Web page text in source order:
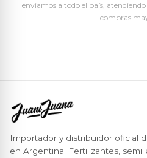
enviamos a todo el país,
compras
Importador y distribuidor oficial
en Argentina. Fertilizantes,